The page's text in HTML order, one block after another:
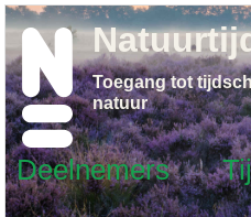
Deelnemers
Toegang tot
natuur